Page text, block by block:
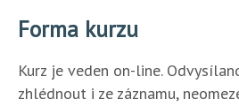
Forma kurzu
Kurz je veden on-line.
zhlédnout i ze záznamu,